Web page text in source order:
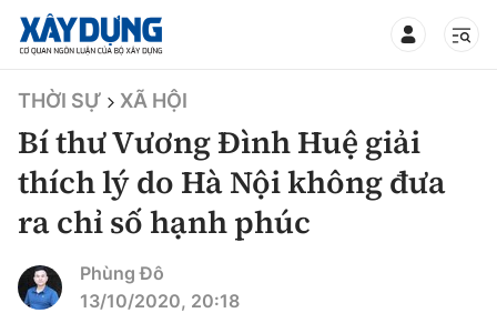
TIN BỘ XÂY DỰNG
CHUYÊN MỤC
Mới nhất
THỜI SỰ XÃ HỘI
Bí thư Vương Đình Huệ giải
thích lý do Hà Nội không đưa
ra chỉ số hạnh phúc
Phùng Đô
13/10/2020, 20:18